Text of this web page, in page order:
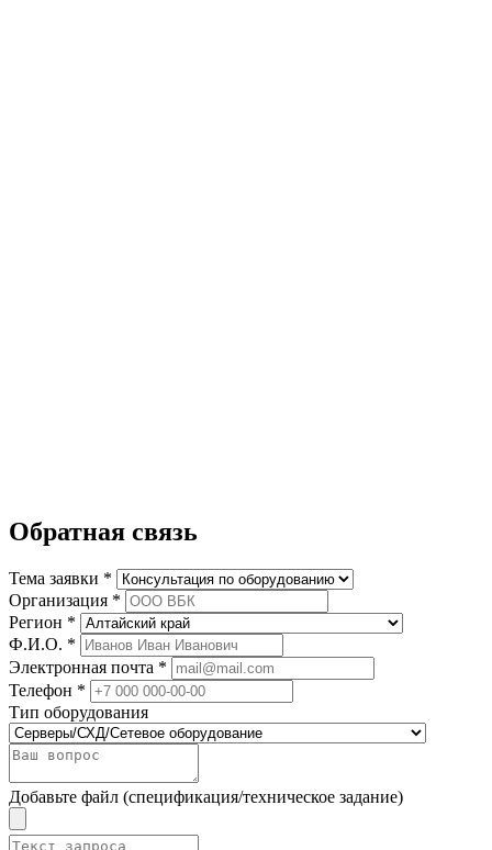
Обратная связь
Тема заявки *
Организация *
Регион *
Ф.И.О. *
Электронная почта *
Телефон *
Тип оборудования
Добавьте файл (спецификация/техническое задание)